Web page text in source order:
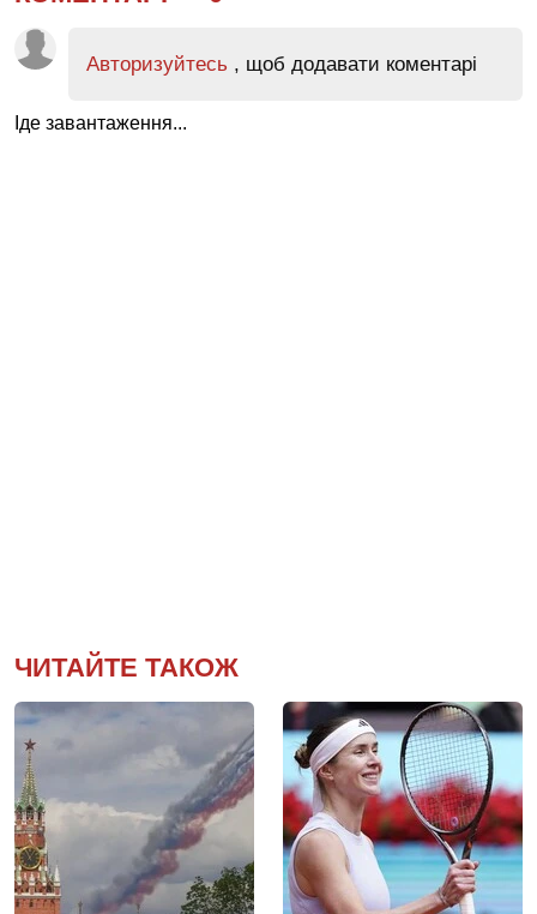
Авторизуйтесь , щоб додавати коментарі
Іде завантаження...
ЧИТАЙТЕ ТАКОЖ